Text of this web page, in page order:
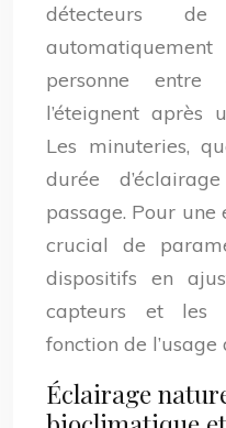
détecteurs de
automatiquement
personne
l’éteignent après
Les minuteries,
durée
passage. Pour
crucial de
dispositifs en
capteurs et les
fonction de
Éclairage